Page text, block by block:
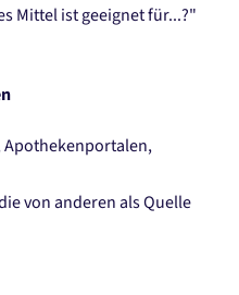
Mittel ist geeignet für...?"
Apothekenportalen,
von anderen als Quelle